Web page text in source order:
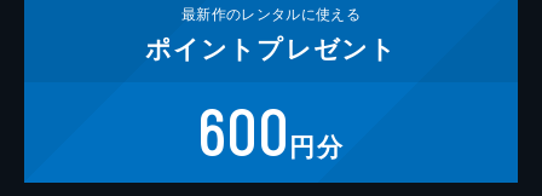
最新作のレンタルに使える
ポイント プレゼント
600円分